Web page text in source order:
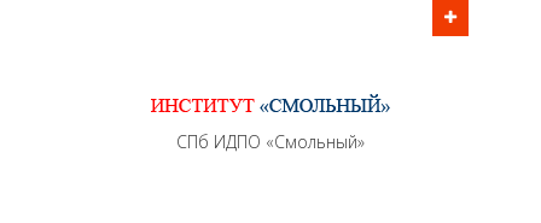
перерывов в рабочие дни с 9:00 до 21:00 МСК
MAX +7 (981) 190-30-30
mail@institutsmolnyj.ru
СПб ИДПО «Смольный»